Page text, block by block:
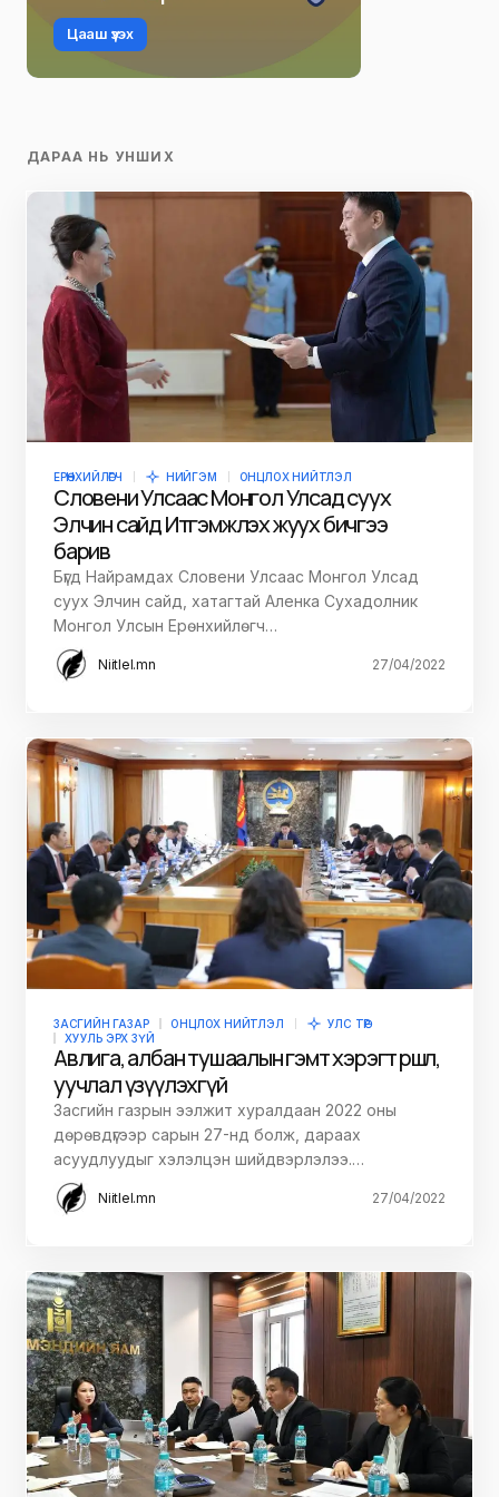
Цааш үзэх
ДАРАА НЬ УНШИХ
ЕРӨНХИЙЛӨГЧ НИЙГЭМ ОНЦЛОХ НИЙТЛЭЛ
Словени Улсаас Монгол Улсад суух
Элчин сайд Итгэмжлэх жуух бичгээ
барив
Бүгд Найрамдах Словени Улсаас Монгол Улсад
суух Элчин сайд, хатагтай Аленка Сухадолник
Монгол Улсын Ерөнхийлөгч…
Niitlel.mn 27/04/2022
ЗАСГИЙН ГАЗАР ОНЦЛОХ НИЙТЛЭЛ
УЛС ТӨР
ХУУЛЬ ЭРХ ЗҮЙ
Авлига, албан тушаалын гэмт хэрэгт өршөөл,
уучлал үзүүлэхгүй
Засгийн газрын ээлжит хуралдаан 2022 оны
дөрөвдүгээр сарын 27-нд болж, дараах
асуудлуудыг хэлэлцэн шийдвэрлэлээ.…
Niitlel.mn 27/04/2022